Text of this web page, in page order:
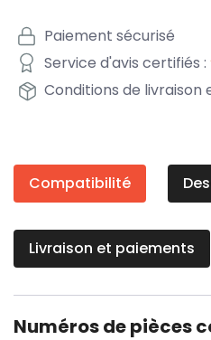
Paiement sécurisé
Service d'avis certifiés :
Conditions de livraison
Compatibilité
Livraison et paiements
Numéros de pièces